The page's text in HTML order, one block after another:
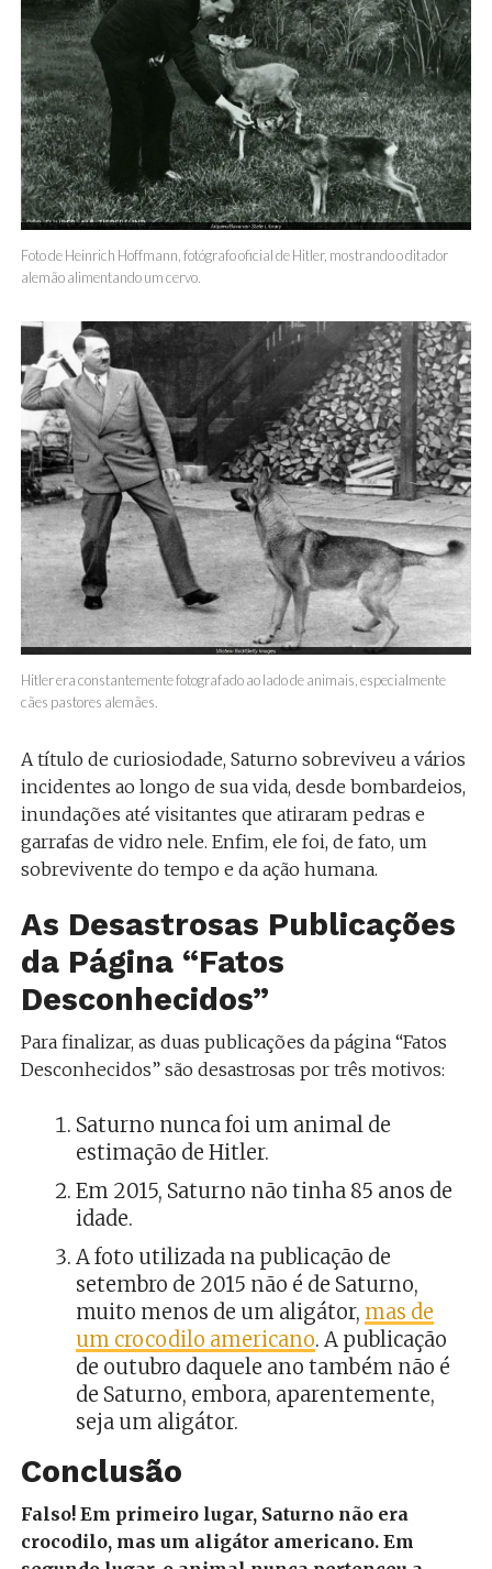
Foto de Heinrich Hoffmann, fotógrafo oficial de Hitler, mostrando o ditador
alemão alimentando um cervo.
Hitler era constantemente fotografado ao lado de animais, especialmente
cães pastores alemães.
A título de curiosiodade, Saturno sobreviveu a vários
incidentes ao longo de sua vida, desde bombardeios,
inundações até visitantes que atiraram pedras e
garrafas de vidro nele. Enfim, ele foi, de fato, um
sobrevivente do tempo e da ação humana.
As Desastrosas Publicações
da Página “Fatos
Desconhecidos”
Para finalizar, as duas publicações da página “Fatos
Desconhecidos” são desastrosas por três motivos:
Saturno nunca foi um animal de
estimação de Hitler.
Em 2015, Saturno não tinha 85 anos de
idade.
A foto utilizada na publicação de
setembro de 2015 não é de Saturno,
muito menos de um aligátor, mas de
um crocodilo americano. A publicação
de outubro daquele ano também não é
de Saturno, embora, aparentemente,
seja um aligátor.
Conclusão
Falso! Em primeiro lugar, Saturno não era
crocodilo, mas um aligátor americano. Em